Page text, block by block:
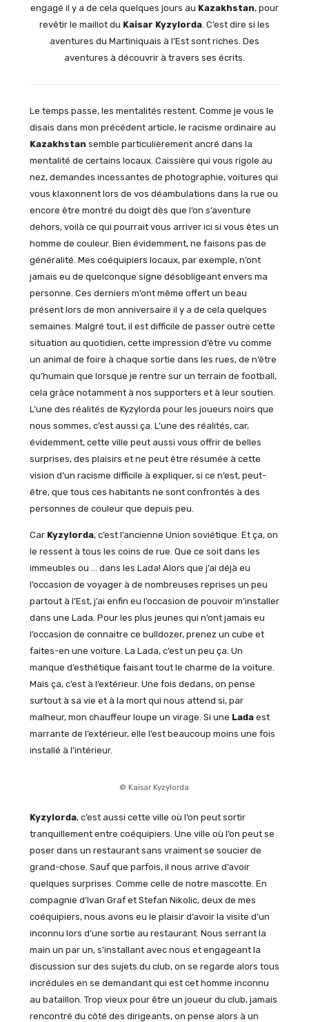
engagé il y a de cela quelques jours au Kazakhstan, pour
revêtir le maillot du Kaisar Kyzylorda. C’est dire si les
aventures du Martiniquais à l’Est sont riches. Des
aventures à découvrir à travers ses écrits.
Le temps passe, les mentalités restent. Comme je vous le
disais dans mon précédent article, le racisme ordinaire au
Kazakhstan semble particulièrement ancré dans la
mentalité de certains locaux. Caissière qui vous rigole au
nez, demandes incessantes de photographie, voitures qui
vous klaxonnent lors de vos déambulations dans la rue ou
encore être montré du doigt dès que l’on s’aventure
dehors, voilà ce qui pourrait vous arriver ici si vous êtes un
homme de couleur. Bien évidemment, ne faisons pas de
généralité. Mes coéquipiers locaux, par exemple, n’ont
jamais eu de quelconque signe désobligeant envers ma
personne. Ces derniers m’ont même offert un beau
présent lors de mon anniversaire il y a de cela quelques
semaines. Malgré tout, il est difficile de passer outre cette
situation au quotidien, cette impression d’être vu comme
un animal de foire à chaque sortie dans les rues, de n’être
qu’humain que lorsque je rentre sur un terrain de football,
cela grâce notamment à nos supporters et à leur soutien.
L’une des réalités de Kyzylorda pour les joueurs noirs que
nous sommes, c’est aussi ça. L’une des réalités, car,
évidemment, cette ville peut aussi vous offrir de belles
surprises, des plaisirs et ne peut être résumée à cette
vision d’un racisme difficile à expliquer, si ce n’est, peut-
être, que tous ces habitants ne sont confrontés à des
personnes de couleur que depuis peu.
Car Kyzylorda, c’est l’ancienne Union soviétique. Et ça, on
le ressent à tous les coins de rue. Que ce soit dans les
immeubles ou … dans les Lada! Alors que j’ai déjà eu
l’occasion de voyager à de nombreuses reprises un peu
partout à l’Est, j’ai enfin eu l’occasion de pouvoir m’installer
dans une Lada. Pour les plus jeunes qui n’ont jamais eu
l’occasion de connaitre ce bulldozer, prenez un cube et
faites-en une voiture. La Lada, c’est un peu ça. Un
manque d’esthétique faisant tout le charme de la voiture.
Mais ça, c’est à l’extérieur. Une fois dedans, on pense
surtout à sa vie et à la mort qui nous attend si, par
malheur, mon chauffeur loupe un virage. Si une Ladaest
marrante de l’extérieur, elle l’est beaucoup moins une fois
installé à l’intérieur.
© Kaisar Kyzylorda
Kyzylorda, c’est aussi cette ville où l’on peut sortir
tranquillement entre coéquipiers. Une ville où l’on peut se
poser dans un restaurant sans vraiment se soucier de
grand-chose. Sauf que parfois, il nous arrive d’avoir
quelques surprises. Comme celle de notre mascotte. En
compagnie d’Ivan Graf et Stefan Nikolic, deux de mes
coéquipiers, nous avons eu le plaisir d’avoir la visite d’un
inconnu lors d’une sortie au restaurant. Nous serrant la
main un par un, s’installant avec nous et engageant la
discussion sur des sujets du club, on se regarde alors tous
incrédules en se demandant qui est cet homme inconnu
au bataillon. Trop vieux pour être un joueur du club, jamais
rencontré du côté des dirigeants, on pense alors à un